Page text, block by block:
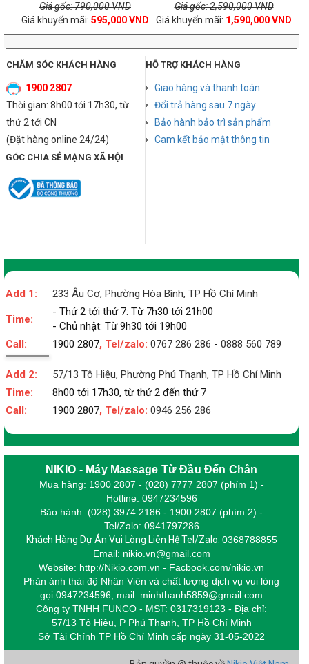
Giá gốc: 790,000 VND
Giá khuyến mãi: 595,000 VND
Giá gốc: 2,590,000 VND
Giá khuyến mãi: 1,590,000 VND
CHĂM SÓC KHÁCH HÀNG
1900 2807
Thời gian: 8h00 tới 17h30, từ
thứ 2 tới CN
(Đặt hàng online 24/24)
HỖ TRỢ KHÁCH HÀNG
Giao hàng và thanh toán
Đổi trả hàng sau 7 ngày
Bảo hành bảo trì sản phẩm
Cam kết bảo mật thông tin
GÓC CHIA SẺ MẠNG XÃ HỘI
Add 1: 233 Âu Cơ, Phường Hòa Bình, TP Hồ Chí Minh
Time:
- Thứ 2 tới thứ 7: Từ 7h30 tới 21h00
- Chủ nhật: Từ 9h30 tới 19h00
Call:
1900 2807, Tel/zalo: 0767 286 286 - 0888 560 789
Add 2:
57/13 Tô Hiệu, Phường Phú Thạnh, TP Hồ Chí Minh
Time:
8h00 tới 17h30, từ thứ 2 đến thứ 7
Call:
1900 2807, Tel/zalo: 0946 256 286
NIKIO - Máy Massage Từ Đầu Đến Chân
Mua hàng: 1900 2807 - (028) 7777 2807 (phím 1) -
Hotline: 0947234596
Bảo hành: (028) 3974 2186 - 1900 2807 (phím 2) -
Tel/Zalo: 0941797286
Khách Hàng Dự Án Vui Lòng Liên Hệ Tel/Zalo: 0368788855
Email: nikio.vn@gmail.com
Website: http://Nikio.com.vn - Facbook.com/nikio.vn
Phản ánh thái độ Nhân Viên và chất lượng dịch vụ vui lòng
gọi 0947234596, mail: minhthanh5859@gmail.com
Công ty TNHH FUNCO - MST: 0317319123 - Địa chỉ:
57/13 Tô Hiệu, P Phú Thạnh, TP Hồ Chí Minh
Sở Tài Chính TP Hồ Chí Minh cấp ngày 31-05-2022